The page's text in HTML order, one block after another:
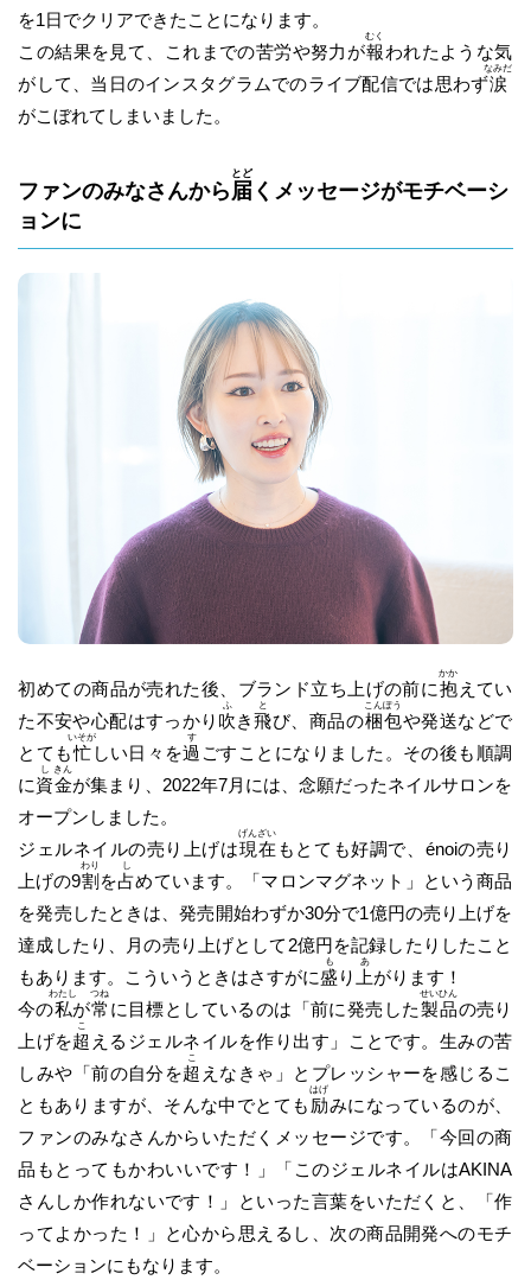
を1日でクリアできたことになります。
この結果を見て、これまでの苦労や努力が報
むく
われたような気
がして、当日のインスタグラムでのライブ配信では思わず涙
なみだ
がこぼれてしまいました。
ファンのみなさんから届
とど
くメッセージがモチベーシ
ョンに
初めての商品が売れた後、ブランド立ち上げの前に抱
かか
えてい
た不安や心配はすっかり 吹
ふ
き飛
と
び、商品の梱
こん
包
ぽう
や発送などで
とても忙
いそが
しい日々を過
す
ごすことになりました。その後も順調
に資
し
金
きん
が集まり、2022年7月には、念願だったネイルサロンを
オープンしました。
ジェルネイルの売り上げは現
げん
在
ざい
もとても好調で、énoiの売り
上げの9割
わり
を占
し
めています。「マロンマグネット」という商品
を発売したときは、発売開始わずか30分で1億円の売り上げを
達成したり、月の売り上げとして2億円を記録したりしたこと
もあります。こういうときはさすがに盛
も
り 上
あ
がります！
今の私
わたし
が常
つね
に目標としているのは「前に発売した製
せい
品
ひん
の売り
上げを超
こ
えるジェルネイルを作り出す」ことです。生みの苦
しみや「前の自分を超
こ
えなきゃ」とプレッシャーを感じるこ
ともありますが、そんな中でとても 励
はげ
みになっているのが、
ファンのみなさんからいただくメッセージです。「今回の商
品もとってもかわいいです！」「このジェルネイルはAKINA
さんしか作れないです！」といった言葉をいただくと、「作
ってよかった！」と心から思えるし、次の商品開発へのモチ
ベーションにもなります。